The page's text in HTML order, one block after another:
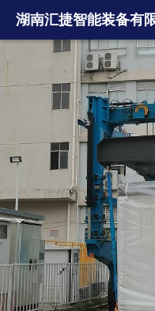
湖南汇捷智能装备有